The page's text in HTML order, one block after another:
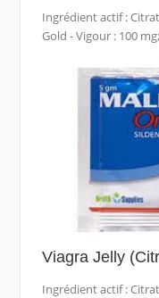
Ingrédient actif :
Gold - Vigour : 100
Viagra Jelly
Ingrédient actif :